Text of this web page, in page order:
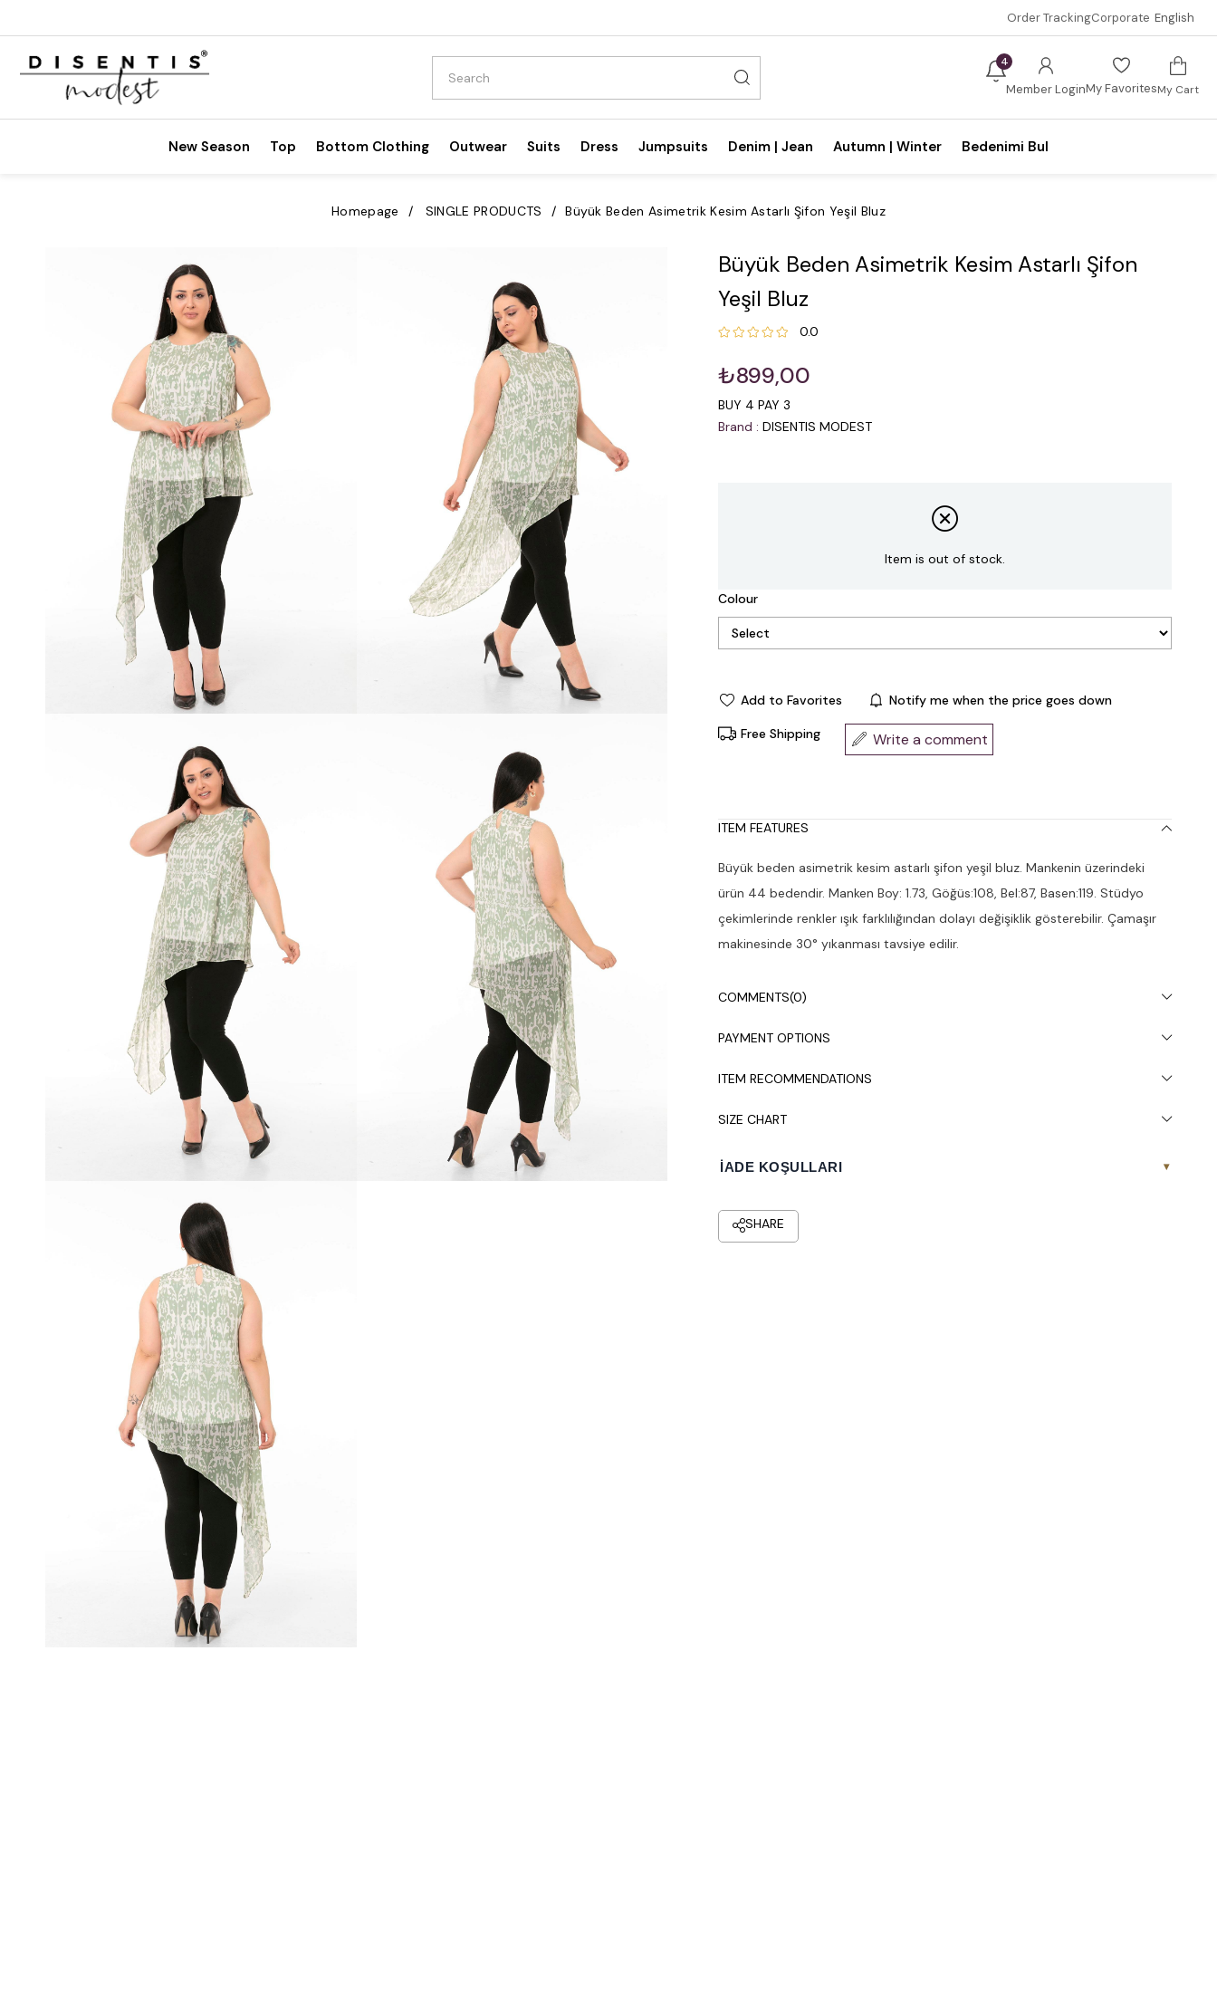
Order TrackingCorporate English
4
Member LoginMy FavoritesMy Cart
New Season Top Bottom Clothing Outwear Suits Dress Jumpsuits Denim | Jean Autumn | Winter Bedenimi Bul
Homepage SINGLE PRODUCTS Büyük Beden Asimetrik Kesim Astarlı Şifon Yeşil Bluz
Büyük Beden Asimetrik Kesim Astarlı Şifon
Yeşil Bluz
0.0
₺899,00
BUY 4 PAY 3
Brand : DISENTIS MODEST
Item is out of stock.
Colour
Add to Favorites Notify me when the price goes down
Free Shipping Write a comment
ITEM FEATURES
Büyük beden asimetrik kesim astarlı şifon yeşil bluz. Mankenin üzerindeki
ürün 44 bedendir. Manken Boy: 1.73, Göğüs:108, Bel:87, Basen:119. Stüdyo
çekimlerinde renkler ışık farklılığından dolayı değişiklik gösterebilir. Çamaşır
makinesinde 30° yıkanması tavsiye edilir.
COMMENTS(0)
PAYMENT OPTIONS
ITEM RECOMMENDATIONS
SIZE CHART
İADE KOŞULLARI ▾